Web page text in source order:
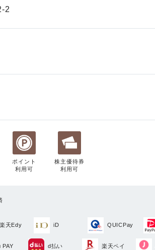
2
ポイント
利用可
株主優待券
利用可
楽天Edy iD QUICPay
PAY d払い 楽天ペイ